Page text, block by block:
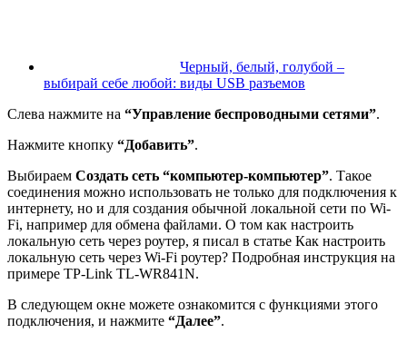
Черный, белый, голубой –
выбирай себе любой: виды USB разъемов
Слева нажмите на “Управление беспроводными сетями”.
Нажмите кнопку “Добавить”.
Выбираем Создать сеть “компьютер-компьютер”. Такое
соединения можно использовать не только для подключения к
интернету, но и для создания обычной локальной сети по Wi-
Fi, например для обмена файлами. О том как настроить
локальную сеть через роутер, я писал в статье Как настроить
локальную сеть через Wi-Fi роутер? Подробная инструкция на
примере TP-Link TL-WR841N.
В следующем окне можете ознакомится с функциями этого
подключения, и нажмите “Далее”.